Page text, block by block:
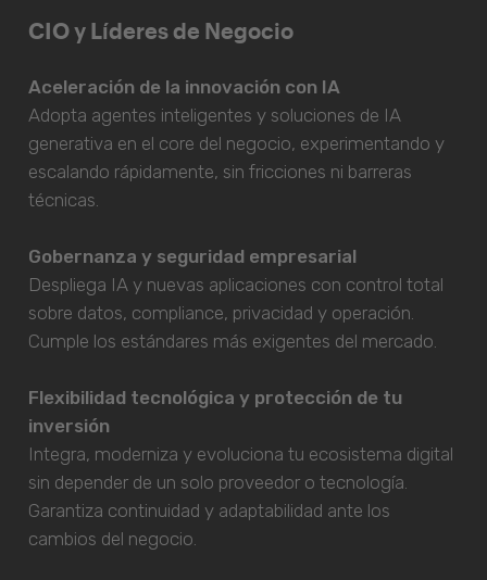
CIO y Líderes de Negocio
Aceleración de la innovación con IA
Adopta agentes inteligentes y soluciones de IA
generativa en el core del negocio, experimentando y
escalando rápidamente, sin fricciones ni barreras
técnicas.
Gobernanza y seguridad empresarial
Despliega IA y nuevas aplicaciones con control total
sobre datos, compliance, privacidad y operación.
Cumple los estándares más exigentes del mercado.
Flexibilidad tecnológica y protección de tu
inversión
Integra, moderniza y evoluciona tu ecosistema digital
sin depender de un solo proveedor o tecnología.
Garantiza continuidad y adaptabilidad ante los
cambios del negocio.